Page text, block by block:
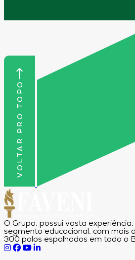
VOLTAR PRO TOPO
O Grupo, possui vasta
segmento educacional, com mais
300 polos espalhados em todo o